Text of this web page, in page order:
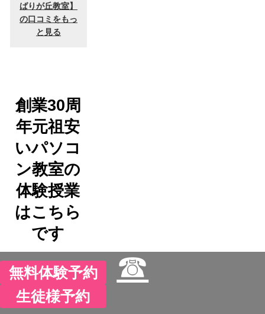
創業30周
年元祖安
いパソコ
ン教室の
体験授業
はこちら
です
↓↓↓↓↓↓↓↓↓
無料体験予約 ☎
生徒様予約